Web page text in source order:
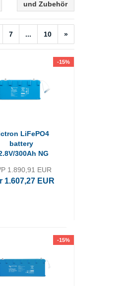
und Zubehör
7 ... 10 »
-15%
LiFePO4
battery
300Ah NG
1.890,91 EUR
1.607,27 EUR
-15%